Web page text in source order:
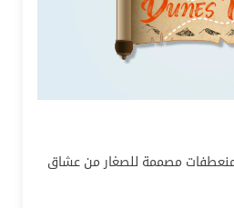
مصممة للصغار من عشاق